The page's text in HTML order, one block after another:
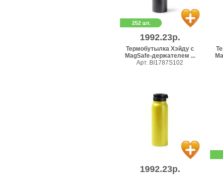
252 шт.
1992.23р.
Термобутылка Хэйду с
MagSafe-держателем ...
Арт. BI1787S102
1992.23р.